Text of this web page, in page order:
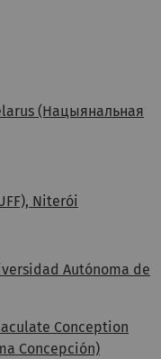
(Нацыянальная
Niterói
Autónoma de
Conception
Concepción)